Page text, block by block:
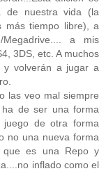
de nuestra vida (la
más tiempo libre), a
a mis
3DS, etc. A muchos
y volverán a jugar a
las veo mal siempre
de ser una forma
de otra forma
no una nueva forma
que es una Repo y
inflado como el